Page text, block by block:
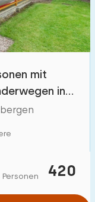
mit
in
420